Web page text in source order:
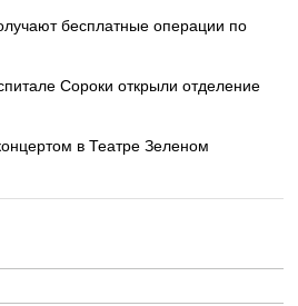
бесплатные операции по
Сороки открыли отделение
в Театре Зеленом